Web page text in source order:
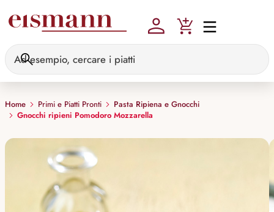
Home Primi e Piatti Pronti
Pasta Ripiena e Gnocchi
Gnocchi ripieni Pomodoro Mozzarella